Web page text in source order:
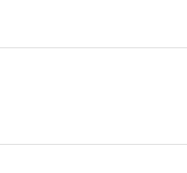
비스를 계속 이용할 경우 약